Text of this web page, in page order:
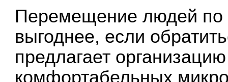
Перемещение людей по
выгоднее, если
предлагает
комфортабельных